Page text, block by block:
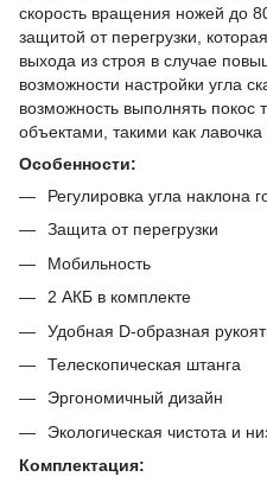
скорость вращения ножей до
защитой от перегрузки,
выхода из строя в случае
возможности настройки угла
возможность выполнять покос
объектами, такими как лавочка
Особенности:
Регулировка угла наклона
Защита от перегрузки
Мобильность
2 АКБ в комплекте
Удобная D-образная
Телескопическая штанга
Эргономичный дизайн
Экологическая чистота и
Комплектация: